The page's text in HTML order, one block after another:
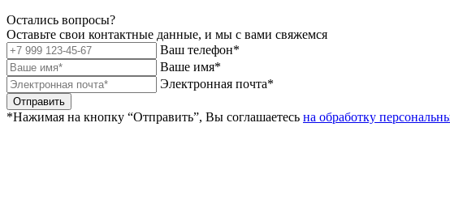
Остались вопросы?
Оставьте свои контактные данные, и мы с вами свяжемся
Ваш телефон*
Ваше имя*
Электронная почта*
Отправить
*Нажимая на кнопку “Отправить”, Вы соглашаетесь на обработку